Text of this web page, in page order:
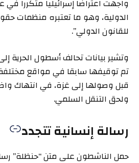
واجهت اعتراضا إسرائيليا متكررا في
الدولية، وهو ما تعتبره منظمات
للقانون الدولي”.
تم توقيفها سابقا في مواقع
قبل وصولها إلى غزة، في انتهاك
ولحق التنقل السلمي.
رسالة إنسانية تتجدد
حمل الناشطون على متن “حنظلة”